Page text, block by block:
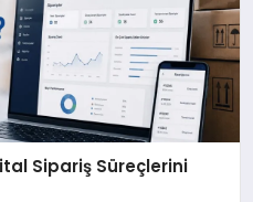
Sipariş Süreçlerini